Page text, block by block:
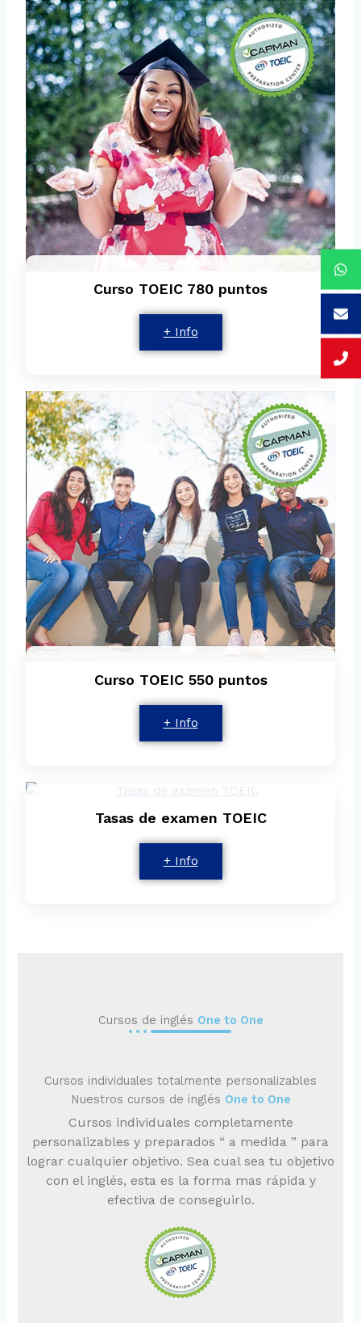
Curso TOEIC 780 puntos
+ Info
Curso TOEIC 550 puntos
+ Info
Tasas de examen TOEIC
+ Info
Cursos de inglés One to One
Cursos individuales totalmente personalizables
Nuestros cursos de inglés One to One
Cursos individuales completamente
personalizables y preparados “ a medida ” para
lograr cualquier objetivo. Sea cual sea tu objetivo
con el inglés, esta es la forma mas rápida y
efectiva de conseguirlo.